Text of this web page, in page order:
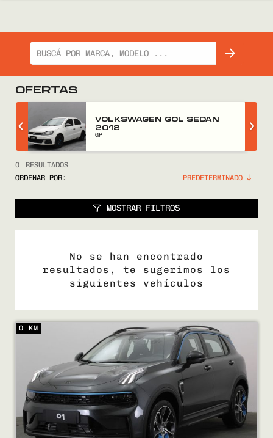
COMPRÁ
VENDÉ
FINANCIÁ
OFERTAS
VOLKSWAGEN GOL SEDAN
2018
GP
0
RESULTADOS
ORDENAR POR:
MOSTRAR FILTROS
No se han encontrado
resultados, te sugerimos los
siguientes vehículos
0 KM